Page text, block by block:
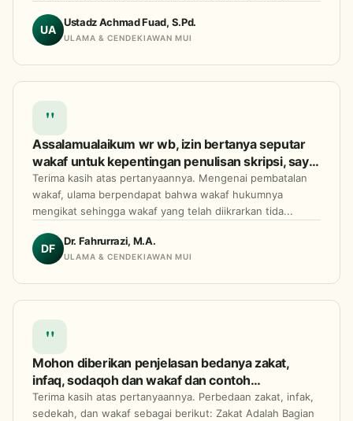
UA
Ustadz Achmad Fuad, S.Pd.
ULAMA & CENDEKIAWAN MUI
"
Assalamualaikum wr wb, izin bertanya seputar
wakaf untuk kepentingan penulisan skripsi, saya
mempunyai 3 pertanyaan: 1. bagaimana
kedudukan atas tanah wakaf yang dibatalkan
oleh wakif nya itu sendiri? 2.bagaimana
keabsahan pembatalan tanah wakaf menurut
hukum islam? 3.Apa akibat hukum dari
pembatalan tanah wakaf itu sendiri? Terimakasih
atas waktu dan perhatiannya, saya sangat
berharap pertanyaan saya ini dapat direspon
dengan baik??
Terima kasih atas pertanyaannya. Mengenai pembatalan
wakaf, ulama berpendapat bahwa wakaf hukumnya
mengikat sehingga wakaf yang telah diikrarkan tida...
DF
Dr. Fahrurrazi, M.A.
ULAMA & CENDEKIAWAN MUI
"
Mohon diberikan penjelasan bedanya zakat,
infaq, sodaqoh dan wakaf dan contoh
kongkritnya dalam kehidupan sehari hari
Terima kasih atas pertanyaannya. Perbedaan zakat, infak,
sedekah, dan wakaf sebagai berikut: Zakat Adalah Bagian